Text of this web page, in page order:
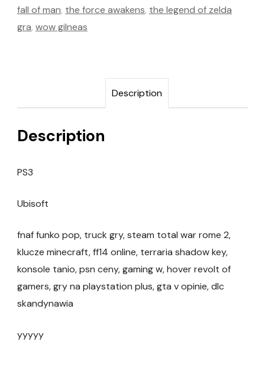
fall of man, the force awakens, the legend of zelda
gra, wow gilneas
Description
Description
PS3
Ubisoft
fnaf funko pop, truck gry, steam total war rome 2,
klucze minecraft, ff14 online, terraria shadow key,
konsole tanio, psn ceny, gaming w, hover revolt of
gamers, gry na playstation plus, gta v opinie, dlc
skandynawia
yyyyy